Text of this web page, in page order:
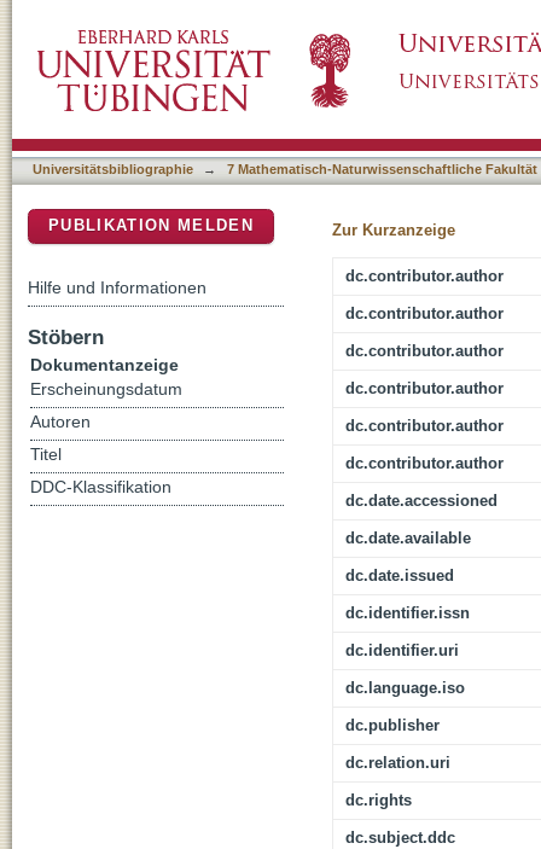
Universitätsbibliographie → 7 Mathematisch-Naturwissenschaftliche Fakultät
Zur Kurzanzeige
dc.contributor.author
dc.contributor.author
dc.contributor.author
dc.contributor.author
dc.contributor.author
dc.contributor.author
dc.date.accessioned
dc.date.available
dc.date.issued
dc.identifier.issn
dc.identifier.uri
dc.language.iso
dc.publisher
dc.relation.uri
dc.rights
dc.subject.ddc
PUBLIKATION MELDEN
Hilfe und Informationen
Stöbern
Dokumentanzeige
Erscheinungsdatum
Autoren
Titel
DDC-Klassifikation